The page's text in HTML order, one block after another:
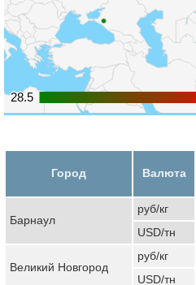
28.5
28.5
Город Валюта
Барнаул
руб/кг
USD/тн
Великий Новгород
руб/кг
USD/тн